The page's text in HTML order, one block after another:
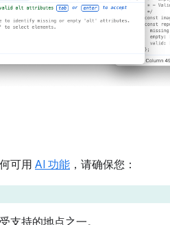
可用 AI 功能 ，请确保您：
支持的地点之一。